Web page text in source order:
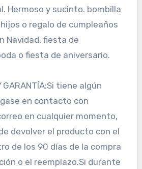
Hermoso y sucinto. bombilla
o regalo de cumpleaños
Navidad, fiesta de
o fiesta de aniversario.
GARANTÍA:Si tiene algún
en contacto con
en cualquier momento,
devolver el producto con el
de los 90 días de la compra
o el reemplazo.Si durante